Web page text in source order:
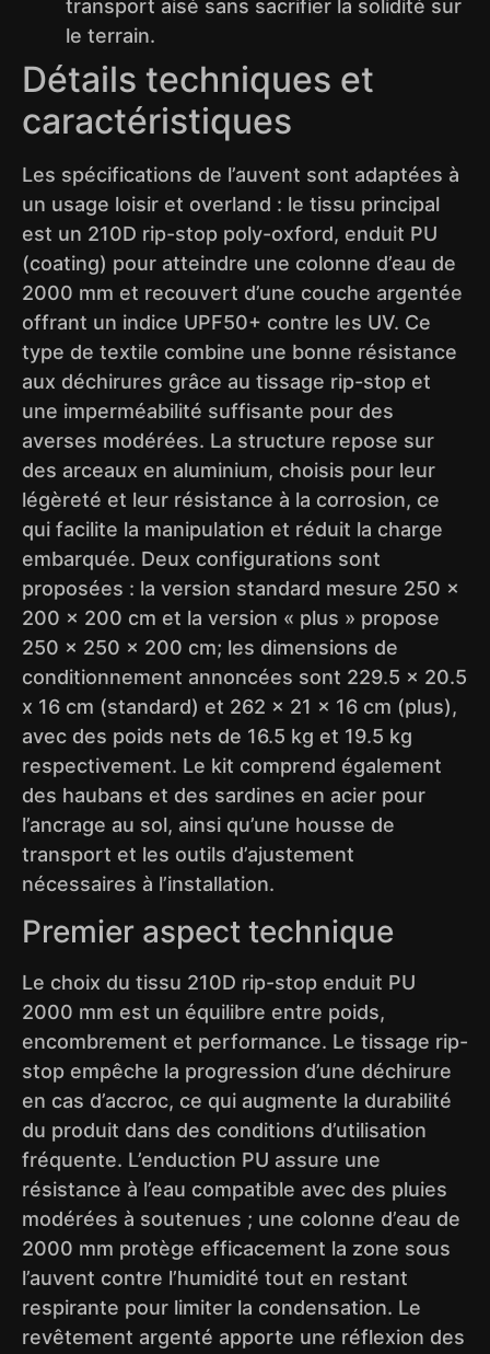
transport aisé sans sacrifier la solidité sur
le terrain.
Détails techniques et
caractéristiques
Les spécifications de l’auvent sont adaptées à
un usage loisir et overland : le tissu principal
est un 210D rip-stop poly-oxford, enduit PU
(coating) pour atteindre une colonne d’eau de
2000 mm et recouvert d’une couche argentée
offrant un indice UPF50+ contre les UV. Ce
type de textile combine une bonne résistance
aux déchirures grâce au tissage rip-stop et
une imperméabilité suffisante pour des
averses modérées. La structure repose sur
des arceaux en aluminium, choisis pour leur
légèreté et leur résistance à la corrosion, ce
qui facilite la manipulation et réduit la charge
embarquée. Deux configurations sont
proposées : la version standard mesure 250 x
200 x 200 cm et la version « plus » propose
250 x 250 x 200 cm; les dimensions de
conditionnement annoncées sont 229.5 x 20.5
x 16 cm (standard) et 262 x 21 x 16 cm (plus),
avec des poids nets de 16.5 kg et 19.5 kg
respectivement. Le kit comprend également
des haubans et des sardines en acier pour
l’ancrage au sol, ainsi qu’une housse de
transport et les outils d’ajustement
nécessaires à l’installation.
Premier aspect technique
Le choix du tissu 210D rip-stop enduit PU
2000 mm est un équilibre entre poids,
encombrement et performance. Le tissage rip-
stop empêche la progression d’une déchirure
en cas d’accroc, ce qui augmente la durabilité
du produit dans des conditions d’utilisation
fréquente. L’enduction PU assure une
résistance à l’eau compatible avec des pluies
modérées à soutenues ; une colonne d’eau de
2000 mm protège efficacement la zone sous
l’auvent contre l’humidité tout en restant
respirante pour limiter la condensation. Le
revêtement argenté apporte une réflexion des